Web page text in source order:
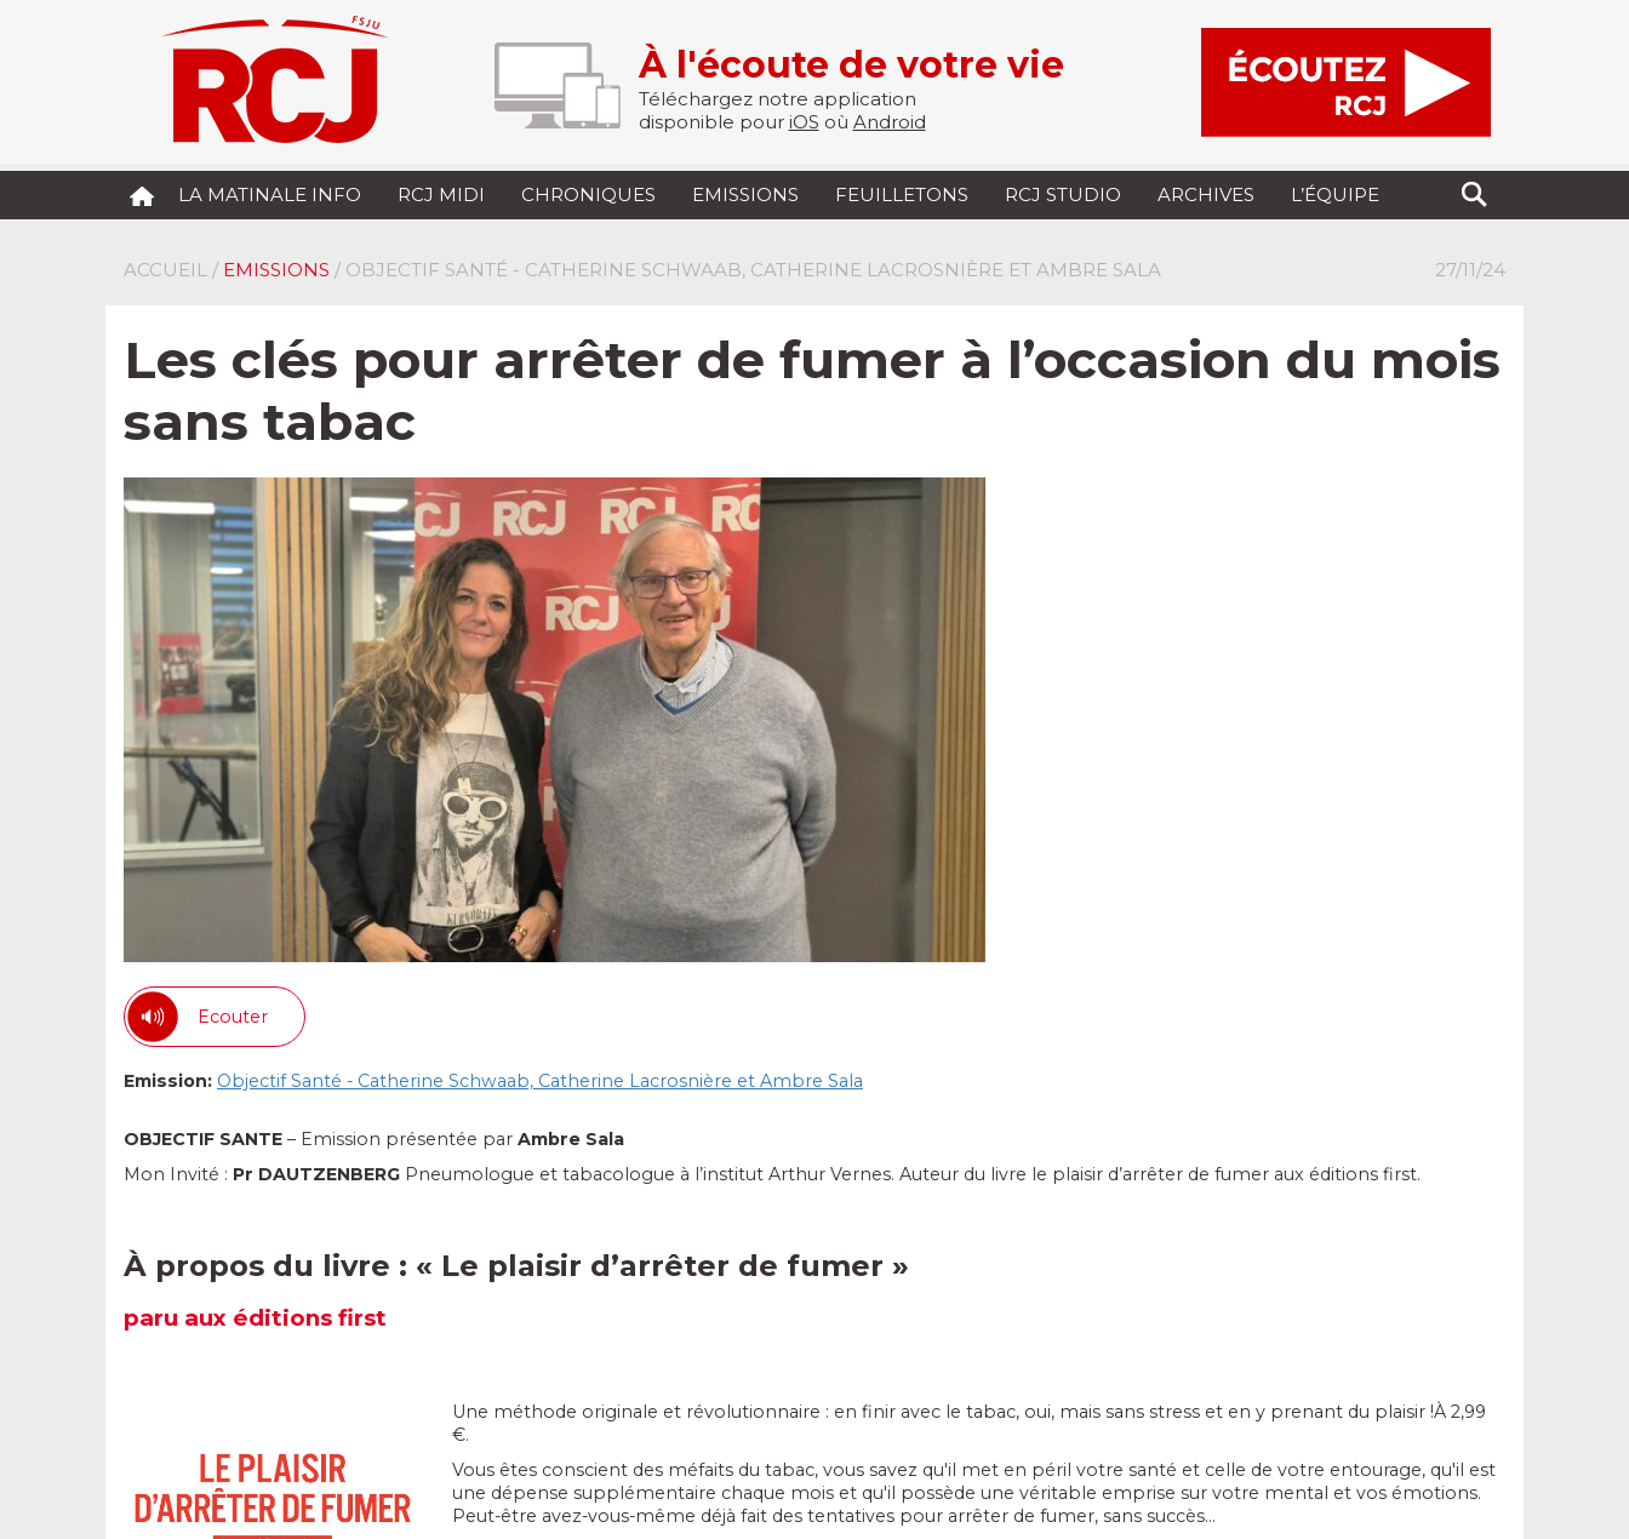
À l'écoute de votre vie
Téléchargez notre application
disponible pour iOS où Android
LA MATINALE INFO RCJ MIDI CHRONIQUES EMISSIONS FEUILLETONS RCJ STUDIO ARCHIVES L’ÉQUIPE
ACCUEIL / EMISSIONS / OBJECTIF SANTÉ - CATHERINE SCHWAAB, CATHERINE LACROSNIÈRE ET AMBRE SALA 27/11/24
Les clés pour arrêter de fumer à l’occasion du mois
sans tabac
Ecouter
Emission: Objectif Santé - Catherine Schwaab, Catherine Lacrosnière et Ambre Sala
OBJECTIF SANTE – Emission présentée par Ambre Sala
Mon Invité : Pr DAUTZENBERG Pneumologue et tabacologue à l’institut Arthur Vernes. Auteur du livre le plaisir d’arrêter de fumer aux éditions first.
À propos du livre : « Le plaisir d’arrêter de fumer »
paru aux éditions first
Une méthode originale et révolutionnaire : en finir avec le tabac, oui, mais sans stress et en y prenant du plaisir !À 2,99
€.
Vous êtes conscient des méfaits du tabac, vous savez qu'il met en péril votre santé et celle de votre entourage, qu'il est
une dépense supplémentaire chaque mois et qu'il possède une véritable emprise sur votre mental et vos émotions.
Peut-être avez-vous-même déjà fait des tentatives pour arrêter de fumer, sans succès...